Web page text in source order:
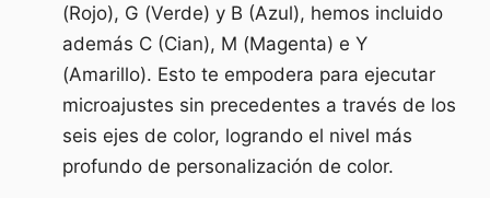
(Rojo), G (Verde) y B (Azul), hemos incluido
además C (Cian), M (Magenta) e Y
(Amarillo). Esto te empodera para ejecutar
microajustes sin precedentes a través de los
seis ejes de color, logrando el nivel más
profundo de personalización de color.